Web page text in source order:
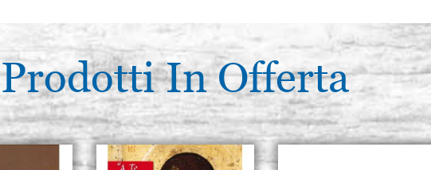
€ 4,20
Gemma di Ametista dimensione 10x8 mm
ovale
€ 7,30
Gemma di Ametista dimensione 11x4 mm
ovale a punta
Prodotti In Offerta